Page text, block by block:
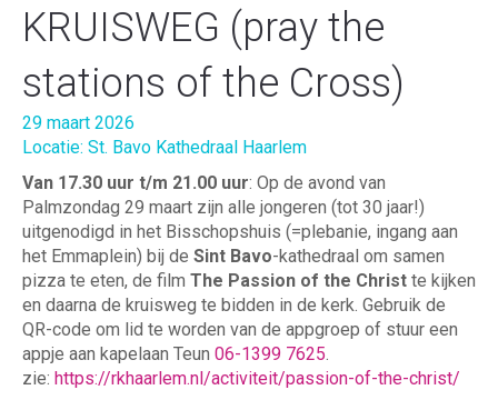
KRUISWEG (pray the
stations of the Cross)
29 maart 2026
Locatie: St. Bavo Kathedraal Haarlem
Van 17.30 uur t/m 21.00 uur: Op de avond van
Palmzondag 29 maart zijn alle jongeren (tot 30 jaar!)
uitgenodigd in het Bisschopshuis (=plebanie, ingang aan
het Emmaplein) bij de Sint Bavo-kathedraal om samen
pizza te eten, de film The Passion of the Christ te kijken
en daarna de kruisweg te bidden in de kerk. Gebruik de
QR-code om lid te worden van de appgroep of stuur een
appje aan kapelaan Teun 06-1399 7625.
zie: https://rkhaarlem.nl/activiteit/passion-of-the-christ/